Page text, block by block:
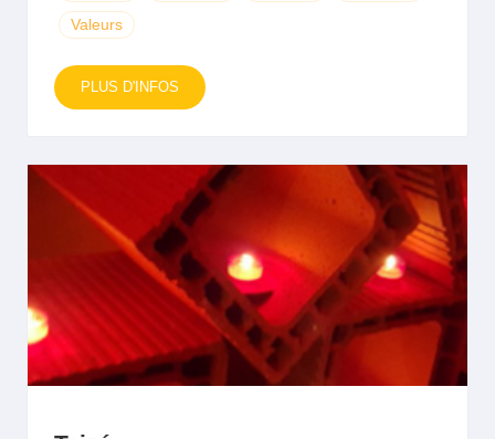
Valeurs
PLUS D'INFOS